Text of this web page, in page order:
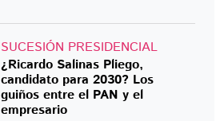
SUCESIÓN PRESIDENCIAL
¿Ricardo Salinas Pliego,
candidato para 2030? Los
guiños entre el PAN y el
empresario